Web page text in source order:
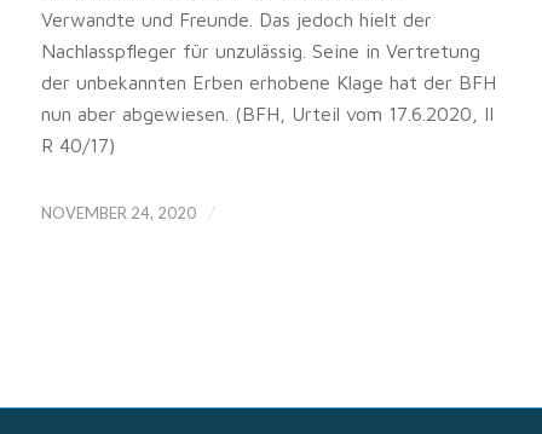
Verwandte und Freunde. Das jedoch hielt der
Nachlasspfleger für unzulässig. Seine in Vertretung
der unbekannten Erben erhobene Klage hat der BFH
nun aber abgewiesen. (BFH, Urteil vom 17.6.2020, II
R 40/17)
NOVEMBER 24, 2020 /